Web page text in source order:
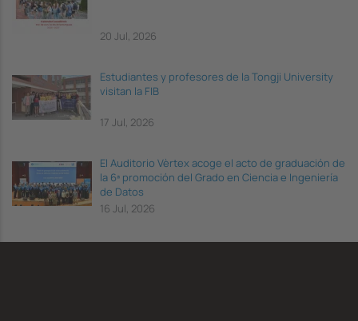
20 Jul, 2026
Estudiantes y profesores de la Tongji University
visitan la FIB
17 Jul, 2026
El Auditorio Vèrtex acoge el acto de graduación de
la 6ª promoción del Grado en Ciencia e Ingeniería
de Datos
16 Jul, 2026